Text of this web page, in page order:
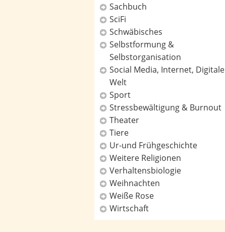
Sachbuch
SciFi
Schwäbisches
Selbstformung &
Selbstorganisation
Social Media, Internet, Digitale
Welt
Sport
Stressbewältigung & Burnout
Theater
Tiere
Ur-und Frühgeschichte
Weitere Religionen
Verhaltensbiologie
Weihnachten
Weiße Rose
Wirtschaft